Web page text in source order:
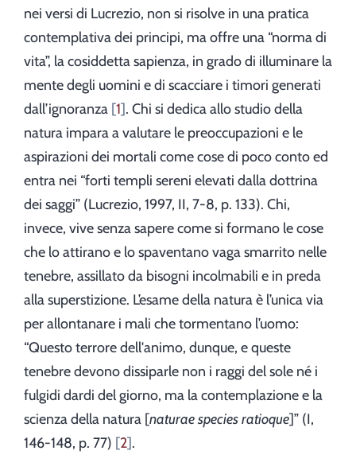
nei versi di Lucrezio, non si risolve in una pratica
contemplativa dei principi, ma offre una “norma di
vita”, la cosiddetta sapienza, in grado di illuminare la
mente degli uomini e di scacciare i timori generati
dall’ignoranza 1 . Chi si dedica allo studio della
natura impara a valutare le preoccupazioni e le
aspirazioni dei mortali come cose di poco conto ed
entra nei “forti templi sereni elevati dalla dottrina
dei saggi” (Lucrezio, 1997, II, 7-8, p. 133). Chi,
invece, vive senza sapere come si formano le cose
che lo attirano e lo spaventano vaga smarrito nelle
tenebre, assillato da bisogni incolmabili e in preda
alla superstizione. L’esame della natura è l’unica via
per allontanare i mali che tormentano l’uomo:
“Questo terrore dell'animo, dunque, e queste
tenebre devono dissiparle non i raggi del sole né i
fulgidi dardi del giorno, ma la contemplazione e la
scienza della natura [naturae species ratioque]” (I,
146-148, p. 77) 2 .